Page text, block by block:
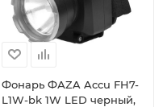
Фонарь ФАZA Accu FH7-
L1W-bk 1W LED черный,